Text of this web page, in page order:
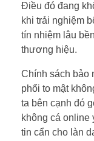
Điều đó đang
khi trải nghiệm
tín nhiệm lâu
thương hiệu.
Chính sách bảo
phổi to mật
ta bên cạnh đó
không cá online
tin cẩn cho làn